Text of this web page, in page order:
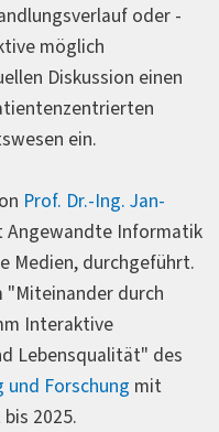
oder -
möglich
Diskussion einen
ein.
Prof. Dr.-Ing. Jan-
Angewandte Informatik
Medien, durchgeführt.
durch
Interaktive
Lebensqualität" des
Forschung mit
2025.